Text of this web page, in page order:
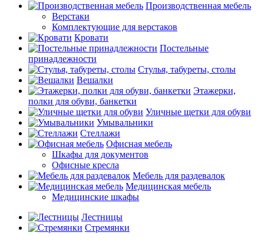
Производственная мебель
Верстаки
Комплектующие для верстаков
Кровати
Постельные
принадлежности
Стулья, табуреты, столы
Вешалки
Этажерки,
полки для обуви, банкетки
Уличные щетки для обуви
Умывальники
Стеллажи
Офисная мебель
Шкафы для документов
Офисные кресла
Мебель для раздевалок
Медицинская мебель
Медицинские шкафы
Лестницы
Стремянки